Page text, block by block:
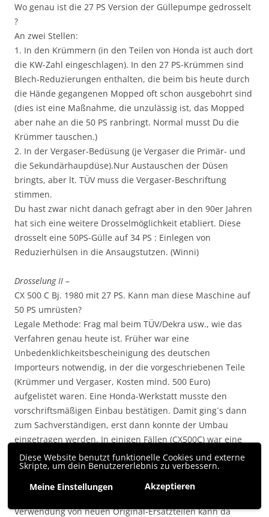
Diese Website benutzt funktionelle Cookies und externe
Skripte, um dein Benutzererlebnis zu verbessern.
Meine Einstellungen
Akzeptieren
Wo genau ist die 27 PS Version der Güllepumpe gedrosselt
?
An zwei Stellen:
1. In den Krümmern (in den Teilen von Honda ist auch dort
die KW-Zahl eingeschlagen). In den 27 PS-Krümmen sind
Blech-Reduzierungen enthalten, die beim bis heute durch
die Hände gegangenen Mopped oft schon ausgebohrt sind
(dies ist eine Maßnahme, die unzulässig ist, das Mopped
aber nahe an die 50 PS ranbringt. Normal musst Du die
Krümmer tauschen.)
2. In der Vergaser-Bedüsung (je Vergaser die Primär- und
die Sekundärhaupdüse).Nur Austauschen der Düsen
bringts, aber lt. TÜV muss die Vergaser-Beschriftung
stimmen.
Du hast zwar nicht danach gefragt aber in den 90er Jahren
hat sich eine weitere Drosselmöglichkeit etabliert. Diese
drosselt eine 50PS-Gülle auf 34 PS : Einlegen von
Reduzierhülsen in die Ansaugstutzen. (Winni)
Drosselung II –
CX 500 C Bj. 1980 mit 27 PS. Kann man diese Maschine auf
50 PS umrüsten?
Legale Methode: Frag mal beim TÜV/Dekra usw., wie das
Verfahren genau heute ist. Früher war eine
Unbedenklichkeitsbescheinigung des deutschen
Importeurs notwendig, in der die vorgeschriebenen Teile
(Krümmer und Vergaser, Kosten mind. 500 Euro)
aufgelistet waren. Eine Honda-Werkstatt musste den
vorschriftsmäßigen Einbau bestätigen. Damit ging´s dann
zum Sachverständigen, erst dann konnte der Umbau
eingetragen werden. In einigen Fällen (CX500C) war eine
Rückrüstung einer nachträglich gedrosselten Maschine in
den Urzustand nicht mehr möglich, weil die neuen
Geräuschimmissionsvorschriften nicht mehr einzuhalten
Verwendung von neuen Original-Ersatzteilen kann da